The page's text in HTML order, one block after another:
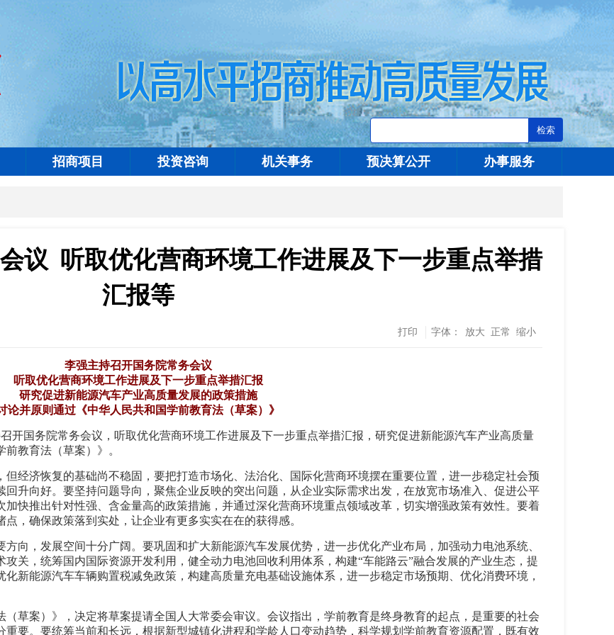
招商项目 投资咨询 机关事务 预决算公开 办事服务
议 听取优化营商环境工作进展及下一步重点举措
汇报等
打印 字体： 放大 正常 缩小
李强主持召开国务院常务会议
听取优化营商环境工作进展及下一步重点举措汇报
研究促进新能源汽车产业高质量发展的政策措施
论并原则通过《中华人民共和国学前教育法（草案）》
开国务院常务会议，听取优化营商环境工作进展及下一步重点举措汇报，研究促进新能源汽车产业高质量
教育法（草案）》。
经济恢复的基础尚不稳固，要把打造市场化、法治化、国际化营商环境摆在重要位置，进一步稳定社会预
升向好。要坚持问题导向，聚焦企业反映的突出问题，从企业实际需求出发，在放宽市场准入、促进公平
快推出针对性强、含金量高的政策措施，并通过深化营商环境重点领域改革，切实增强政策有效性。要着
，确保政策落到实处，让企业有更多实实在在的获得感。
向，发展空间十分广阔。要巩固和扩大新能源汽车发展优势，进一步优化产业布局，加强动力电池系统、
关，统筹国内国际资源开发利用，健全动力电池回收利用体系，构建“车能路云”融合发展的产业生态，提
新能源汽车车辆购置税减免政策，构建高质量充电基础设施体系，进一步稳定市场预期、优化消费环境，
草案）》，决定将草案提请全国人大常委会审议。会议指出，学前教育是终身教育的起点，是重要的社会
要。要统筹当前和长远，根据新型城镇化进程和学龄人口变动趋势，科学规划学前教育资源配置，既有效